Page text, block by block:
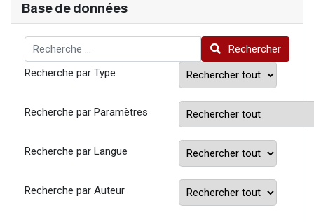
Base de données
Rechercher
Rechercher
Recherche par Type
Recherche par Paramètres
Recherche par Langue
Recherche par Auteur